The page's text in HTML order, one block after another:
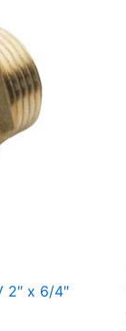
2″ x 6/4″